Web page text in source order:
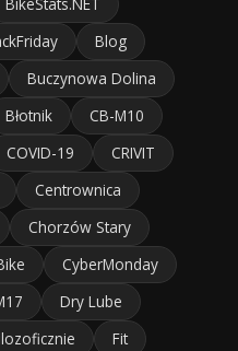
BikeStats.NET
Blog
Buczynowa Dolina
Błotnik
CB-M10
COVID-19
CRIVIT
Centrownica
Chorzów Stary
CyberMonday
Dry Lube
Fit